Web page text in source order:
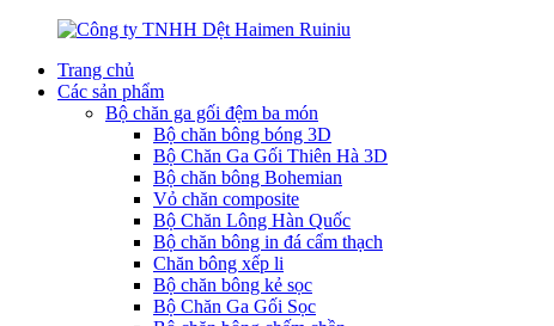
Trang chủ
Các sản phẩm
Bộ chăn ga gối đệm ba món
Bộ chăn bông bóng 3D
Bộ Chăn Ga Gối Thiên Hà 3D
Bộ chăn bông Bohemian
Vỏ chăn composite
Bộ Chăn Lông Hàn Quốc
Bộ chăn bông in đá cẩm thạch
Chăn bông xếp li
Bộ chăn bông kẻ sọc
Bộ Chăn Ga Gối Sọc